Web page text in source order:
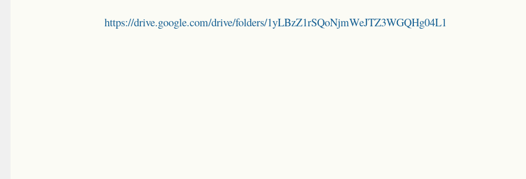
https://drive.google.com/drive/folders/1yLBzZ1rSQoNjmWeJTZ3WGQHg04L1